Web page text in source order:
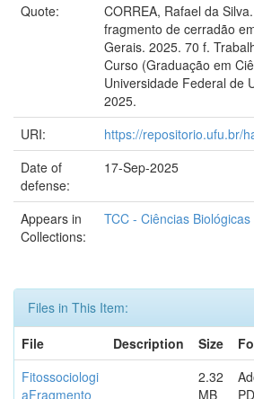
Quote:
CORREA, Rafael da
fragmento de cerradão
Gerais. 2025. 70 f.
Curso (Graduação em
Universidade Federal de
2025.
URI:
https://repositorio.ufu.br/
Date of
defense:
17-Sep-2025
Appears in
Collections:
TCC - Ciências
Files in This Item:
File
Description Size
Fitossociologi
aFragmento
2.32
MB